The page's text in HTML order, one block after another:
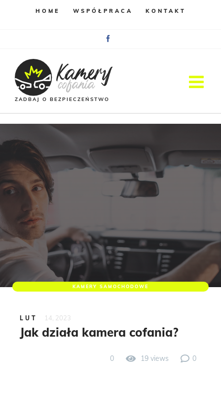
HOME WSPÓŁPRACA KONTAKT
ZADBAJ O BEZPIECZEŃSTWO
KAMERY SAMOCHODOWE
LUT 14, 2023
Jak działa kamera cofania?
0 19 views 0